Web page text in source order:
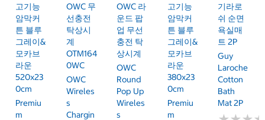
고기능
암막커
튼 블루
그레이&
모카브
라운
520x23
0cm
Premiu
M
OWC 무
선충전
탁상시
계
OTM164
0WC
OWC
Wireles
S
Chargin
OWC 라
운드 팝
업 무선
충전 탁
상시계
OWC
Round
Pop Up
Wireles
S
고기능
암막커
튼 블루
그레이&
모카브
라운
380x23
0cm
Premiu
M
기라로
쉬 순면
욕실매
트 2P
Guy
Laroche
Cotton
Bath
Mat 2P